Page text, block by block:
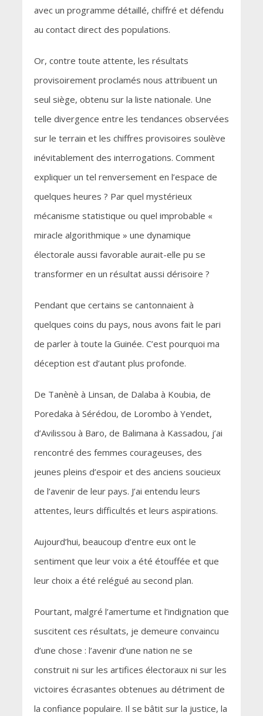
avec un programme détaillé, chiffré et défendu
au contact direct des populations.
Or, contre toute attente, les résultats
provisoirement proclamés nous attribuent un
seul siège, obtenu sur la liste nationale. Une
telle divergence entre les tendances observées
sur le terrain et les chiffres provisoires soulève
inévitablement des interrogations. Comment
expliquer un tel renversement en l’espace de
quelques heures ? Par quel mystérieux
mécanisme statistique ou quel improbable «
miracle algorithmique » une dynamique
électorale aussi favorable aurait-elle pu se
transformer en un résultat aussi dérisoire ?
Pendant que certains se cantonnaient à
quelques coins du pays, nous avons fait le pari
de parler à toute la Guinée. C’est pourquoi ma
déception est d’autant plus profonde.
De Tanènè à Linsan, de Dalaba à Koubia, de
Poredaka à Sérédou, de Lorombo à Yendet,
d’Avilissou à Baro, de Balimana à Kassadou, j’ai
rencontré des femmes courageuses, des
jeunes pleins d’espoir et des anciens soucieux
de l’avenir de leur pays. J’ai entendu leurs
attentes, leurs difficultés et leurs aspirations.
Aujourd’hui, beaucoup d’entre eux ont le
sentiment que leur voix a été étouffée et que
leur choix a été relégué au second plan.
Pourtant, malgré l’amertume et l’indignation que
suscitent ces résultats, je demeure convaincu
d’une chose : l’avenir d’une nation ne se
construit ni sur les artifices électoraux ni sur les
victoires écrasantes obtenues au détriment de
la confiance populaire. Il se bâtit sur la justice, la